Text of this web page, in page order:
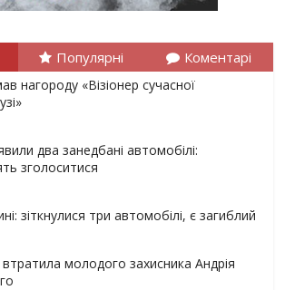
Популярні Коментарі
нагороду «Візіонер сучасної
два занедбані автомобілі:
зголоситися
зіткнулися три автомобілі, є загиблий
молодого захисника Андрія